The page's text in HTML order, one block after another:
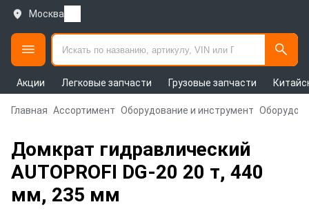
Москва
Акции Легковые запчасти Грузовые запчасти
Главная Ассортимент Оборудование и инструмент
Домкрат гидравлический
AUTOPROFI DG-20 20 т, 440
мм, 235 мм